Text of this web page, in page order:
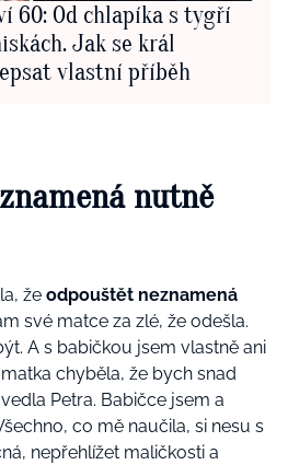
60: Od chlapíka s tygří
Jak se král
vlastní příběh
nutně
že odpouštět neznamená
své matce za zlé, že odešla.
A s babičkou jsem vlastně ani
chyběla, že bych snad
Petra. Babičce jsem a
co mě naučila, si nesu s
nepřehlížet maličkosti a